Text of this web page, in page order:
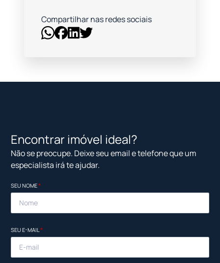
Compartilhar nas redes sociais
Encontrar imóvel ideal?
Não se preocupe. Deixe seu email e telefone que um
especialista irá te ajudar.
SEU NOME*
SEU E-MAIL*